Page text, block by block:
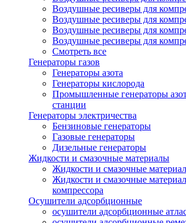
Воздушные ресиверы для
Воздушные ресиверы для
Воздушные ресиверы для
Воздушные ресиверы для
Смотреть все
Генераторы газов
Генераторы азота
Генераторы кислорода
Промышленные генераторы
станции
Генераторы электричества
Бензиновые генераторы
Газовые генераторы
Дизельные генераторы
Жидкости и смазочные материалы
Жидкости и смазочные
Жидкости и смазочные
компрессора
Осушители адсорбционные
осушители адсорбционные